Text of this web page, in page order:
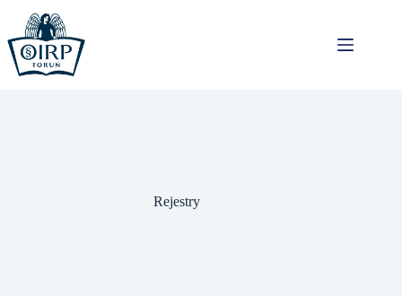
treści
Rejestry